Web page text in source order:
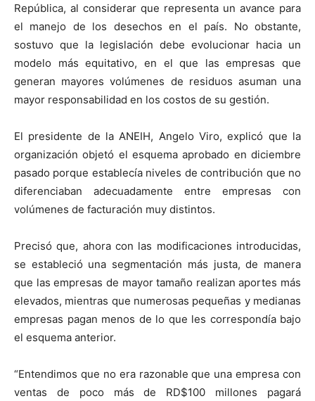
República, al considerar que representa un avance para
el manejo de los desechos en el país. No obstante,
sostuvo que la legislación debe evolucionar hacia un
modelo más equitativo, en el que las empresas que
generan mayores volúmenes de residuos asuman una
mayor responsabilidad en los costos de su gestión.
El presidente de la ANEIH, Angelo Viro, explicó que la
organización objetó el esquema aprobado en diciembre
pasado porque establecía niveles de contribución que no
diferenciaban adecuadamente entre empresas con
volúmenes de facturación muy distintos.
Precisó que, ahora con las modificaciones introducidas,
se estableció una segmentación más justa, de manera
que las empresas de mayor tamaño realizan aportes más
elevados, mientras que numerosas pequeñas y medianas
empresas pagan menos de lo que les correspondía bajo
el esquema anterior.
“Entendimos que no era razonable que una empresa con
ventas de poco más de RD$100 millones pagará